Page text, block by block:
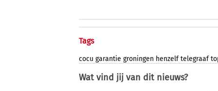
Tags
cocu garantie groningen henzelf telegraaf
Wat vind jij van dit nieuws?